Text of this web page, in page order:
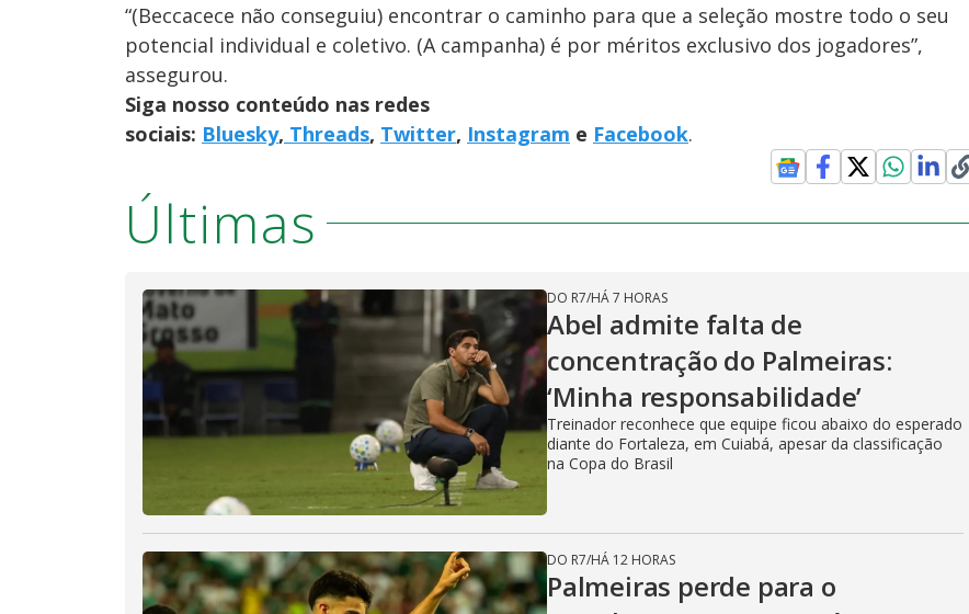
“(Beccacece não conseguiu) encontrar o caminho para que a seleção mostre todo o seu
potencial individual e coletivo. (A campanha) é por méritos exclusivo dos jogadores”,
assegurou.
Siga nosso conteúdo nas redes
sociais: Bluesky, Threads, Twitter, Instagram e Facebook.
Últimas
DO R7/HÁ 7 HORAS
Abel admite falta de
concentração do Palmeiras:
‘Minha responsabilidade’
Treinador reconhece que equipe ficou abaixo do esperado
diante do Fortaleza, em Cuiabá, apesar da classificação
na Copa do Brasil
DO R7/HÁ 12 HORAS
Palmeiras perde para o